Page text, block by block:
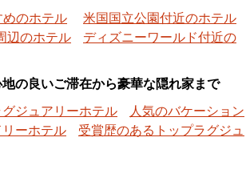
のホテル
米国国立公園付近のホテル
辺のホテル
ディズニーワールド付近の
の良いご滞在から豪華な隠れ家まで
グジュアリーホテル
人気のバケーション
ーホテル
受賞歴のあるトップラグジュ